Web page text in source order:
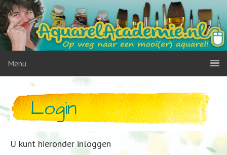
Menu
Login
U kunt hieronder inloggen